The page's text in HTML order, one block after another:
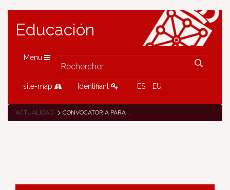
Educación
Menu
site-map Identifiant ES EU
ACTUALIDAD CONVOCATORIA PARA LA PARTICIPACIÓN EN LA STEAM FAIR NAVARRA 2023